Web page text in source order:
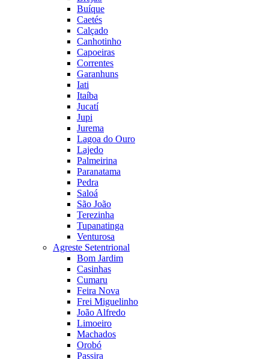
Buíque
Caetés
Calçado
Canhotinho
Capoeiras
Correntes
Garanhuns
Iati
Itaíba
Jucatí
Jupi
Jurema
Lagoa do Ouro
Lajedo
Palmeirina
Paranatama
Pedra
Saloá
São João
Terezinha
Tupanatinga
Venturosa
Agreste Setentrional
Bom Jardim
Casinhas
Cumaru
Feira Nova
Frei Miguelinho
João Alfredo
Limoeiro
Machados
Orobó
Passira